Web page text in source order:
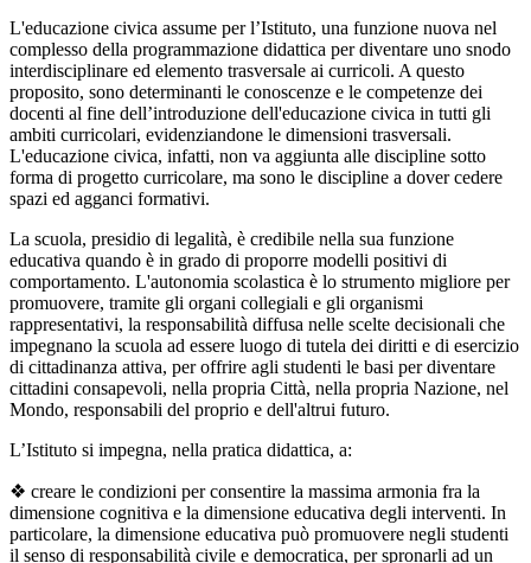
L'educazione civica assume per l’Istituto, una funzione nuova nel
complesso della programmazione didattica per diventare uno snodo
interdisciplinare ed elemento trasversale ai curricoli. A questo
proposito, sono determinanti le conoscenze e le competenze dei
docenti al fine dell’introduzione dell'educazione civica in tutti gli
ambiti curricolari, evidenziandone le dimensioni trasversali.
L'educazione civica, infatti, non va aggiunta alle discipline sotto
forma di progetto curricolare, ma sono le discipline a dover cedere
spazi ed agganci formativi.
La scuola, presidio di legalità, è credibile nella sua funzione
educativa quando è in grado di proporre modelli positivi di
comportamento. L'autonomia scolastica è lo strumento migliore per
promuovere, tramite gli organi collegiali e gli organismi
rappresentativi, la responsabilità diffusa nelle scelte decisionali che
impegnano la scuola ad essere luogo di tutela dei diritti e di esercizio
di cittadinanza attiva, per offrire agli studenti le basi per diventare
cittadini consapevoli, nella propria Città, nella propria Nazione, nel
Mondo, responsabili del proprio e dell'altrui futuro.
L’Istituto si impegna, nella pratica didattica, a:
❖ creare le condizioni per consentire la massima armonia fra la
dimensione cognitiva e la dimensione educativa degli interventi. In
particolare, la dimensione educativa può promuovere negli studenti
il senso di responsabilità civile e democratica, per spronarli ad un